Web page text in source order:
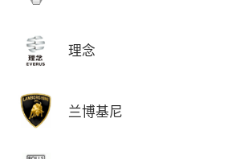
理念
兰博基尼